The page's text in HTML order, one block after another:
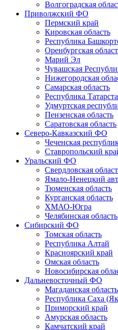
Волгоградская
Приволжский ФО
Пермский край
Кировская область
Республика
Оренбургская
Марий Эл
Чувашская
Нижегородская
Самарская область
Республика
Удмуртская
Пензенская область
Саратовская область
Северо-Кавказский ФО
Чеченская
Ставропольский
Уральский ФО
Свердловская
Ямало-Ненецкий
Тюменская область
Курганская область
ХМАО-Югра
Челябинская область
Сибирский ФО
Томская область
Республика Алтай
Красноярский край
Омская область
Новосибирская
Дальневосточный ФО
Магаданская область
Республика Саха
Приморский край
Амурская область
Камчатский край